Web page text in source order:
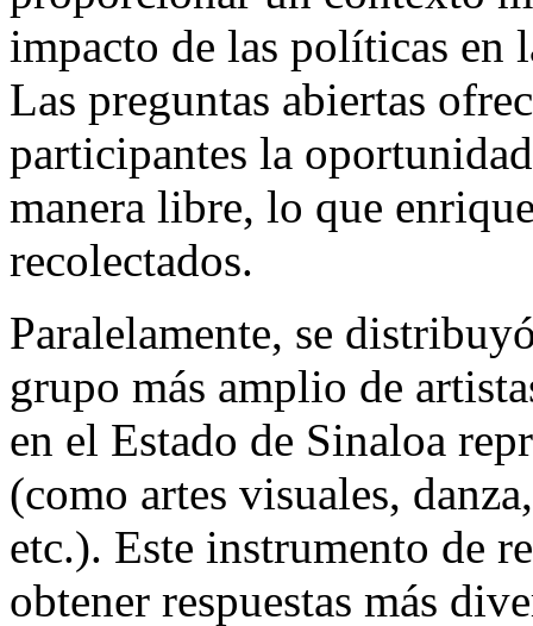
impacto de las políticas en
Las preguntas abiertas
participantes la
manera libre, lo que
recolectados.
Paralelamente, se
grupo más amplio de
en el Estado de Sinaloa
(como artes visuales,
etc.). Este instrumento de
obtener respuestas más